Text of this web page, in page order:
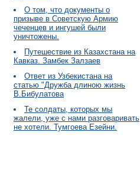
О том, что документы о
призыве в Советскую Армию
чеченцев и ингушей были
уничтожены.
Путешествие из Казахстана на
Кавказ. Замбек Залзаев
Ответ из Узбекистана на
статью "Дружба длиною жизнь
В.Бибулатова
Те солдаты, которых мы
жалели, уже с нами разговаривать
не хотели. Тумгоева Езейни.